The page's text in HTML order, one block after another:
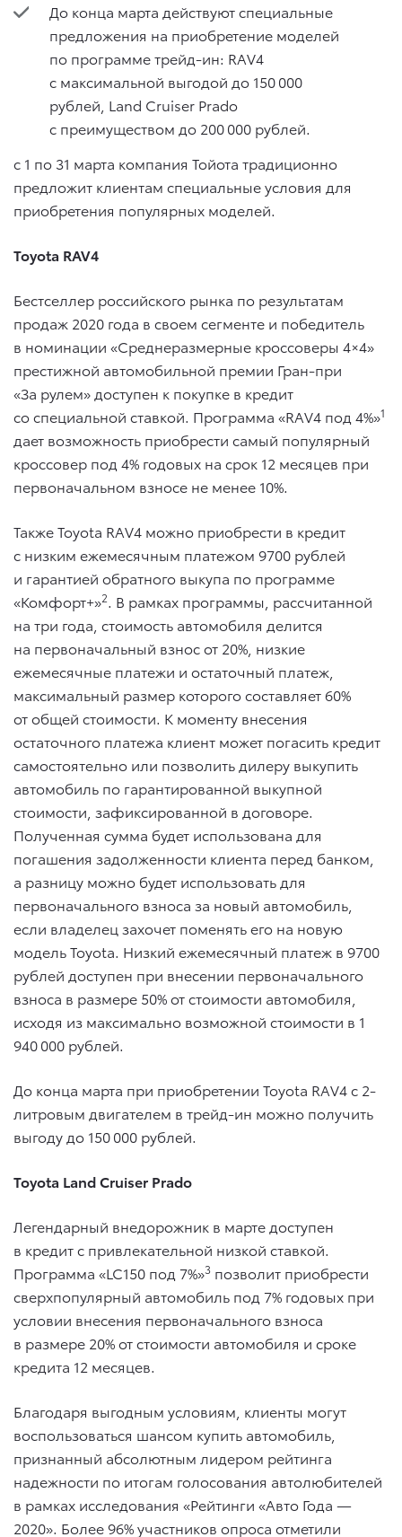
До конца марта действуют специальные
предложения на приобретение моделей
по программе трейд-ин: RAV4
с максимальной выгодой до 150 000
рублей, Land Cruiser Prado
с преимуществом до 200 000 рублей.
с 1 по 31 марта компания Тойота традиционно
предложит клиентам специальные условия для
приобретения популярных моделей.
Toyota RAV4
Бестселлер российского рынка по результатам
продаж 2020 года в своем сегменте и победитель
в номинации «Среднеразмерные кроссоверы 4×4»
престижной автомобильной премии Гран-при
«За рулем» доступен к покупке в кредит
со специальной ставкой. Программа «RAV4 под 4%»1
дает возможность приобрести самый популярный
кроссовер под 4% годовых на срок 12 месяцев при
первоначальном взносе не менее 10%.
Также Toyota RAV4 можно приобрести в кредит
с низким ежемесячным платежом 9700 рублей
и гарантией обратного выкупа по программе
«Комфорт+»2. В рамках программы, рассчитанной
на три года, стоимость автомобиля делится
на первоначальный взнос от 20%, низкие
ежемесячные платежи и остаточный платеж,
максимальный размер которого составляет 60%
от общей стоимости. К моменту внесения
остаточного платежа клиент может погасить кредит
самостоятельно или позволить дилеру выкупить
автомобиль по гарантированной выкупной
стоимости, зафиксированной в договоре.
Полученная сумма будет использована для
погашения задолженности клиента перед банком,
а разницу можно будет использовать для
первоначального взноса за новый автомобиль,
если владелец захочет поменять его на новую
модель Toyota. Низкий ежемесячный платеж в 9700
рублей доступен при внесении первоначального
взноса в размере 50% от стоимости автомобиля,
исходя из максимально возможной стоимости в 1
940 000 рублей.
До конца марта при приобретении Toyota RAV4 с 2-
литровым двигателем в трейд-ин можно получить
выгоду до 150 000 рублей.
Toyota Land Cruiser Prado
Легендарный внедорожник в марте доступен
в кредит с привлекательной низкой ставкой.
Программа «LC150 под 7%»3 позволит приобрести
сверхпопулярный автомобиль под 7% годовых при
условии внесения первоначального взноса
в размере 20% от стоимости автомобиля и сроке
кредита 12 месяцев.
Благодаря выгодным условиям, клиенты могут
воспользоваться шансом купить автомобиль,
признанный абсолютным лидером рейтинга
надежности по итогам голосования автолюбителей
в рамках исследования «Рейтинги «Авто Года —
2020». Более 96% участников опроса отметили